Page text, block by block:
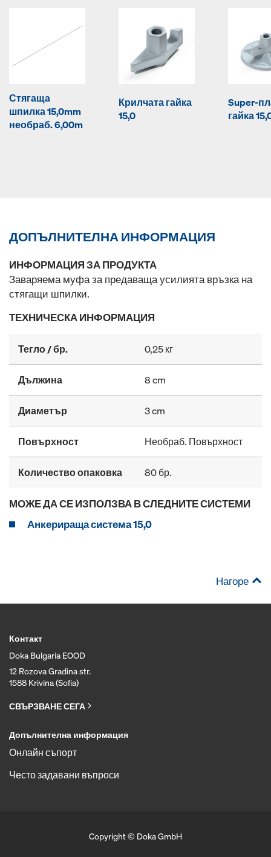
Стягаща
шпилка 15,0mm
необраб. 6,00m
Крилчата гайка
15,0
Super-
гайка
ДОПЪЛНИТЕЛНА ИНФОРМАЦИЯ
ИНФОРМАЦИЯ ЗА ПРОДУКТА
Заваряема муфа за предаваща усилията връзка на
стягащи шпилки.
ТЕХНИЧЕСКА ИНФОРМАЦИЯ
Тегло / бр. 0,25 кг
Дължина 8 cm
Диаметър 3 cm
Повърхност Необраб. Повърхност
Количество опаковка 80 бр.
МОЖЕ ДА СЕ ИЗПОЛЗВА В СЛЕДНИТЕ СИСТЕМИ
Анкерираща система 15,0
Нагоре
Контакт
Doka Bulgaria EOOD
12 Rozova Gradina str.
1588 Krivina (Sofia)
СВЪРЗВАНЕ СЕГА
Допълнителна информация
Онлайн съпорт
Често задавани въпроси
Copyright © Doka GmbH